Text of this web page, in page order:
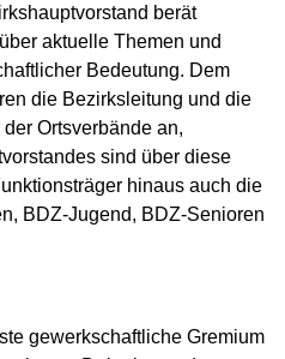
berät
aktuelle Themen und
Bedeutung. Dem
die Bezirksleitung und die
Ortsverbände an,
sind über diese
hinaus auch die
BDZ-Jugend, BDZ-Senioren
gewerkschaftliche Gremium